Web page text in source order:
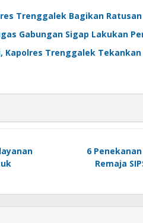
Trenggalek Bagikan
Gabungan Sigap Lakukan
Kapolres Trenggalek
6
Remaja